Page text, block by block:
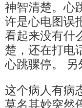
神智清楚。心
许是心电图误
看起来没有什
楚，还在打电
心跳骤停。 另
这个病人有病
莫名其妙突然